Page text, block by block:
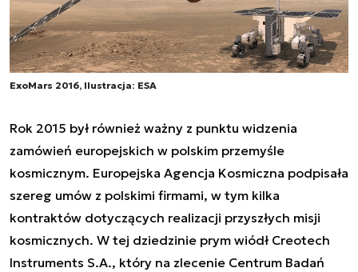
ExoMars 2016, Ilustracja: ESA
Rok 2015 był również ważny z punktu widzenia
zamówień europejskich w polskim przemyśle
kosmicznym. Europejska Agencja Kosmiczna podpisała
szereg umów z polskimi firmami, w tym kilka
kontraktów dotyczących realizacji przyszłych misji
kosmicznych. W tej dziedzinie prym wiódł Creotech
Instruments S.A., który na zlecenie Centrum Badań